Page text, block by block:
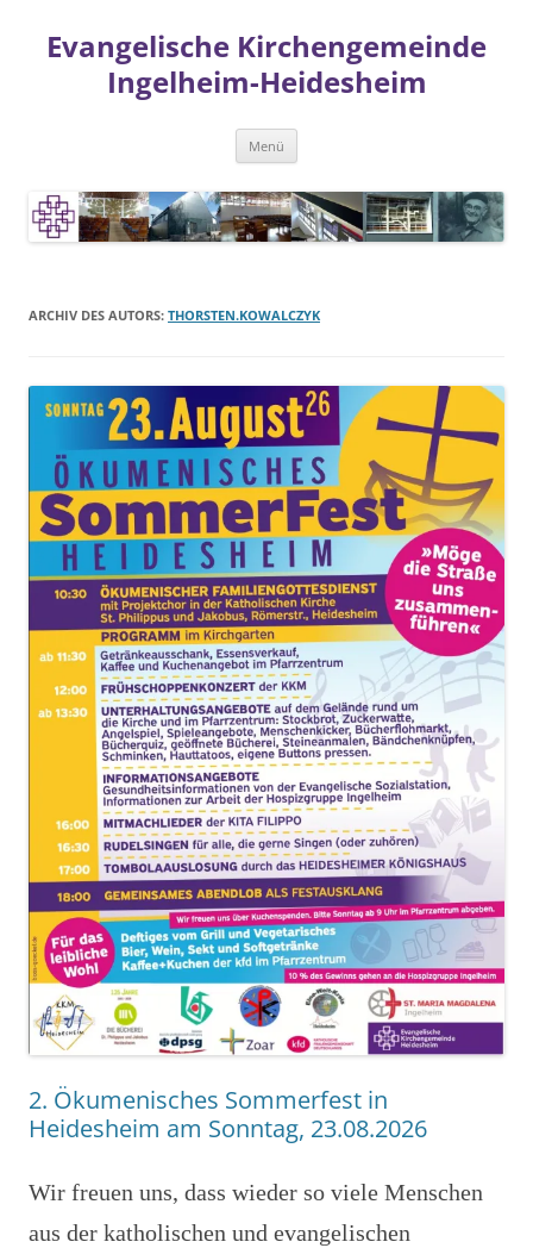
springen
Evangelische Kirchengemeinde
Ingelheim-Heidesheim
Menü
ARCHIV DES AUTORS: THORSTEN.KOWALCZYK
2. Ökumenisches Sommerfest in
Heidesheim am Sonntag, 23.08.2026
Wir freuen uns, dass wieder so viele Menschen
aus der katholischen und evangelischen